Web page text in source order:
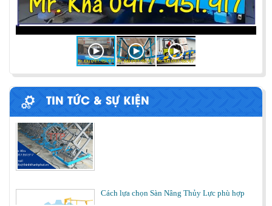
TIN TỨC & SỰ KIỆN
ỨNG DỤNG CỦA BÀN NÂNG THỦY LỰC
Cùng tìm hiểu về ứng dụng của bàn nâng thủy lực
BÀN NÂNG THỦY LỰC MINI